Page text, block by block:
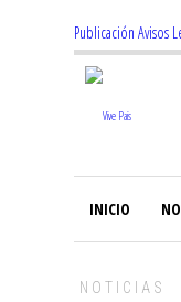
Publicación Avisos
INICIO
NOTICIAS